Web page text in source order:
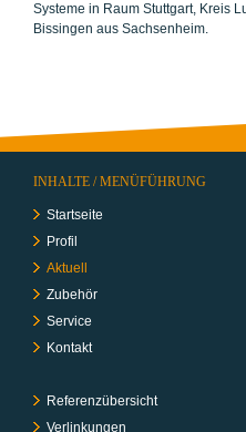
Systeme in Raum Stuttgart, Kreis
Bissingen aus Sachsenheim.
INHALTE / MENÜFÜHRUNG
Startseite
Profil
Aktuell
Zubehör
Service
Kontakt
Referenzübersicht
Verlinkungen